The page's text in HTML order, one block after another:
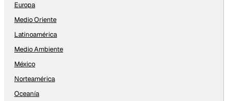
Europa
Medio Oriente
Latinoamérica
Medio Ambiente
México
Norteamérica
Oceanía